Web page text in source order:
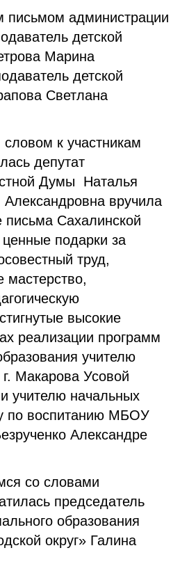
письмом администрации
детской
Марина
детской
Светлана
к участникам
депутат
Думы Наталья
Александровна вручила
письма Сахалинской
подарки за
труд,
мастерство,
высокие
реализации программ
учителю
Макарова Усовой
учителю начальных
по воспитанию МБОУ
Александре
со словами
председатель
образования
округ» Галина